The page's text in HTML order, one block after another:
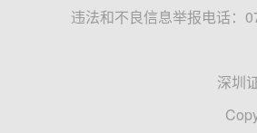
违法和不良信息举报电话：
深圳